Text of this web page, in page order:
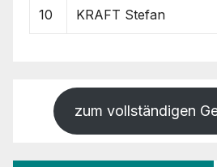
10 KRAFT Stefan
zum vollständigen